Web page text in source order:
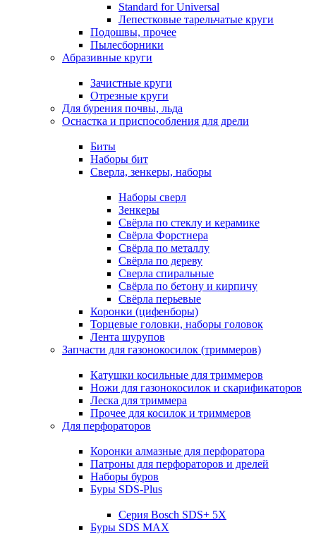
Standard for Universal
Лепестковые тарельчатые круги
Подошвы, прочее
Пылесборники
Абразивные круги
Зачистные круги
Отрезные круги
Для бурения почвы, льда
Оснастка и приспособления для дрели
Биты
Наборы бит
Сверла, зенкеры, наборы
Наборы сверл
Зенкеры
Свёрла по стеклу и керамике
Свёрла Форстнера
Свёрла по металлу
Свёрла по дереву
Сверла спиральные
Свёрла по бетону и кирпичу
Свёрла перьевые
Коронки (цифенборы)
Торцевые головки, наборы головок
Лента шурупов
Запчасти для газонокосилок (триммеров)
Катушки косильные для триммеров
Ножи для газонокосилок и скарификаторов
Леска для триммера
Прочее для косилок и триммеров
Для перфораторов
Коронки алмазные для перфоратора
Патроны для перфораторов и дрелей
Наборы буров
Буры SDS-Plus
Серия Bosch SDS+ 5X
Буры SDS MAX